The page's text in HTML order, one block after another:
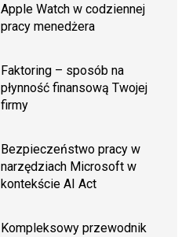
Apple Watch w codziennej
pracy menedżera
Faktoring – sposób na
płynność finansową Twojej
firmy
Bezpieczeństwo pracy w
narzędziach Microsoft w
kontekście AI Act
Kompleksowy przewodnik